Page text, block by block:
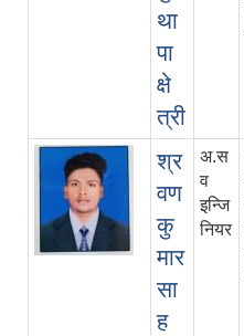
था
पा
क्षे
त्री
श्र
वण
कु
मार
सा
ह
अ.स
व
इन्जि
नियर